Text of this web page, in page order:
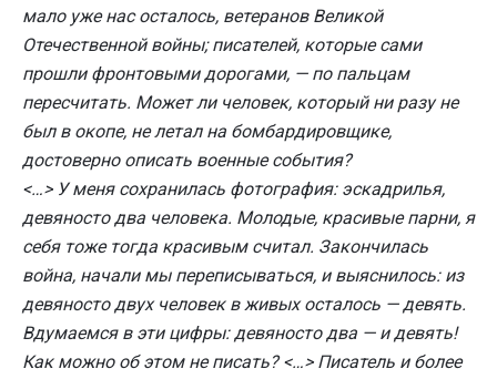
мало уже нас осталось, ветеранов Великой
Отечественной войны; писателей, которые сами
прошли фронтовыми дорогами, — по пальцам
пересчитать. Может ли человек, который ни разу не
был в окопе, не летал на бомбардировщике,
достоверно описать военные события?
<…> У меня сохранилась фотография: эскадрилья,
девяносто два человека. Молодые, красивые парни, я
себя тоже тогда красивым считал. Закончилась
война, начали мы переписываться, и выяснилось: из
девяносто двух человек в живых осталось — девять.
Вдумаемся в эти цифры: девяносто два — и девять!
Как можно об этом не писать? <…> Писатель и более